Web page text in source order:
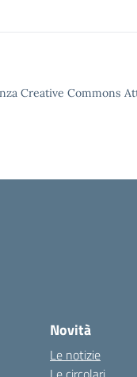
Creative Commons
Novità
Le notizie